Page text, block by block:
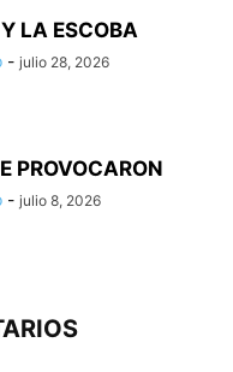
LA ESCOBA
- julio 28, 2026
PROVOCARON
- julio 8, 2026